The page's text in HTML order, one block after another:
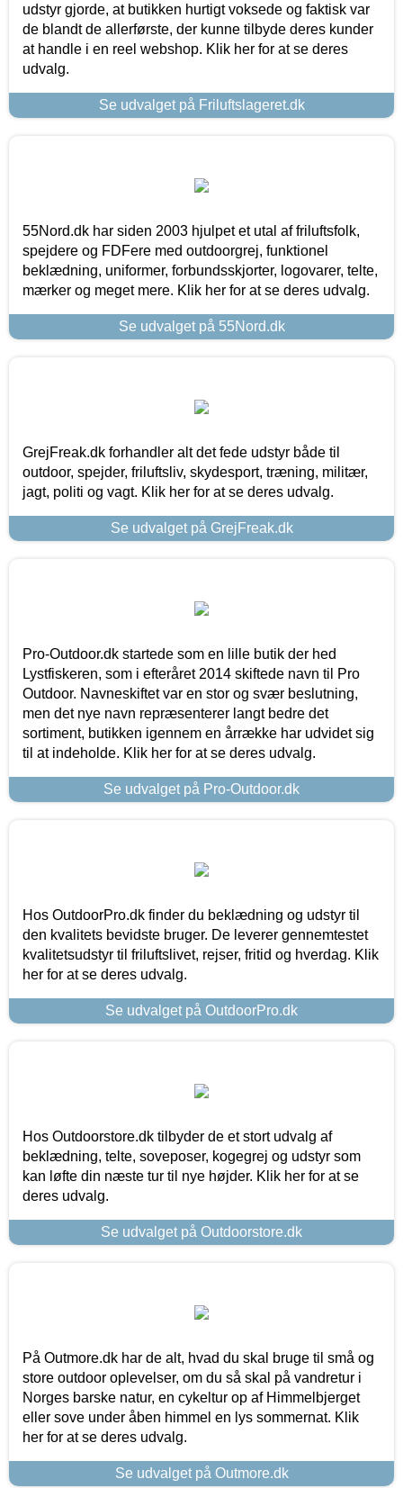
udstyr gjorde, at butikken hurtigt voksede og faktisk var
de blandt de allerførste, der kunne tilbyde deres kunder
at handle i en reel webshop. Klik her for at se deres
udvalg.
Se udvalget på Friluftslageret.dk
55Nord.dk har siden 2003 hjulpet et utal af friluftsfolk,
spejdere og FDFere med outdoorgrej, funktionel
beklædning, uniformer, forbundsskjorter, logovarer, telte,
mærker og meget mere. Klik her for at se deres udvalg.
Se udvalget på 55Nord.dk
GrejFreak.dk forhandler alt det fede udstyr både til
outdoor, spejder, friluftsliv, skydesport, træning, militær,
jagt, politi og vagt. Klik her for at se deres udvalg.
Se udvalget på GrejFreak.dk
Pro-Outdoor.dk startede som en lille butik der hed
Lystfiskeren, som i efteråret 2014 skiftede navn til Pro
Outdoor. Navneskiftet var en stor og svær beslutning,
men det nye navn repræsenterer langt bedre det
sortiment, butikken igennem en årrække har udvidet sig
til at indeholde. Klik her for at se deres udvalg.
Se udvalget på Pro-Outdoor.dk
Hos OutdoorPro.dk finder du beklædning og udstyr til
den kvalitets bevidste bruger. De leverer gennemtestet
kvalitetsudstyr til friluftslivet, rejser, fritid og hverdag. Klik
her for at se deres udvalg.
Se udvalget på OutdoorPro.dk
Hos Outdoorstore.dk tilbyder de et stort udvalg af
beklædning, telte, soveposer, kogegrej og udstyr som
kan løfte din næste tur til nye højder. Klik her for at se
deres udvalg.
Se udvalget på Outdoorstore.dk
På Outmore.dk har de alt, hvad du skal bruge til små og
store outdoor oplevelser, om du så skal på vandretur i
Norges barske natur, en cykeltur op af Himmelbjerget
eller sove under åben himmel en lys sommernat. Klik
her for at se deres udvalg.
Se udvalget på Outmore.dk